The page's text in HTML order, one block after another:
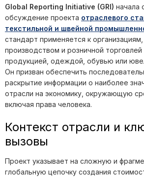
Global Reporting Initiative (GRI) начала
обсуждение проекта отраслевого
текстильной и швейной
стандарт применяется к
производством и розничной торговлей
продукцией, одеждой, обувью или
Он призван обеспечить
раскрытие информации о наиболее
отрасли на экономику, окружающую
включая права человека.
Контекст отрасли и
вызовы
Проект указывает на сложную и
глобальную цепочку создания